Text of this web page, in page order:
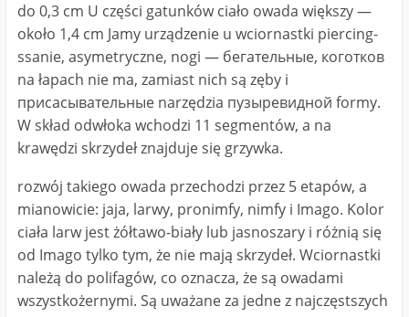
do 0,3 cm U części gatunków ciało owada większy ―
około 1,4 cm Jamy urządzenie u wciornastki piercing-
ssanie, asymetryczne, nogi ― бегательные, коготков
na łapach nie ma, zamiast nich są zęby i
присасывательные narzędzia пузыревидной formy.
W skład odwłoka wchodzi 11 segmentów, a na
krawędzi skrzydeł znajduje się grzywka.
rozwój takiego owada przechodzi przez 5 etapów, a
mianowicie: jaja, larwy, pronimfy, nimfy i Imago. Kolor
ciała larw jest żółtawo-biały lub jasnoszary i różnią się
od Imago tylko tym, że nie mają skrzydeł. Wciornastki
należą do polifagów, co oznacza, że są owadami
wszystkożernymi. Są uważane za jedne z najczęstszych